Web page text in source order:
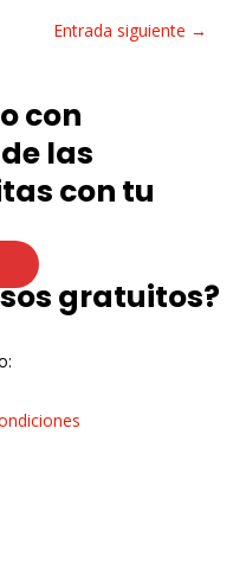
Entrada siguiente →
con
las
con tu
gratuitos?